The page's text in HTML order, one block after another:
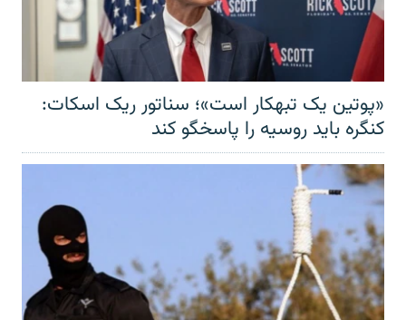
«پوتین یک تبهکار است»؛ سناتور ریک اسکات:
کنگره باید روسیه را پاسخگو کند